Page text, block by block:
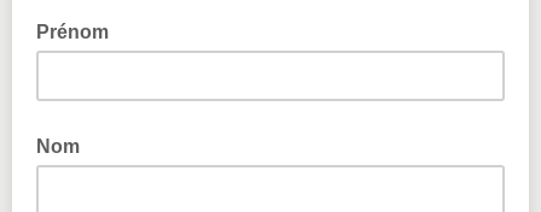
Prénom
Nom